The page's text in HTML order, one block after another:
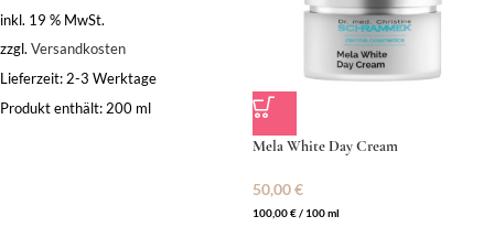
inkl. 19 % MwSt.
zzgl. Versandkosten
Lieferzeit: 2-3 Werktage
Produkt enthält: 200 ml
Mela White Day Cream
50,00€
100,00€/ 100ml